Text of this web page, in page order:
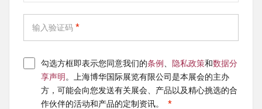
输入验证码
勾选方框即表示您同意我们的条例、 隐私政策和数据分
享声明。上海博华国际展览有限公司是本展会的主办
方，可能会向您发送有关展会、产品以及精心挑选的合
作伙伴的活动和产品的定制资讯。